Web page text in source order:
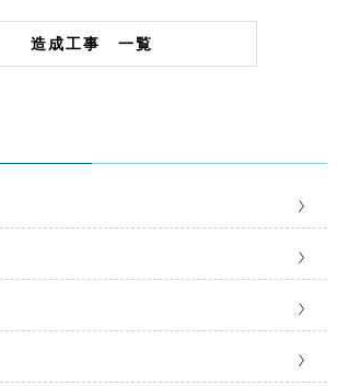
造成工事 一覧